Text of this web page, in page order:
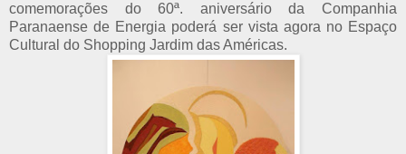
comemorações do 60ª. aniversário da Companhia
Paranaense de Energia poderá ser vista agora no Espaço
Cultural do Shopping Jardim das Américas.